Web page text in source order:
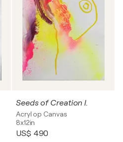
Seeds of Creation I.
Acryl op Canvas
8x12in
US$ 490